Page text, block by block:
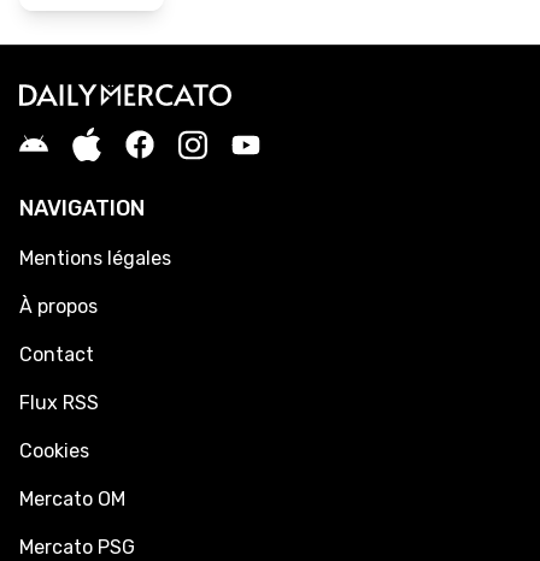
NAVIGATION
Mentions légales
À propos
Contact
Flux RSS
Cookies
Mercato OM
Mercato PSG